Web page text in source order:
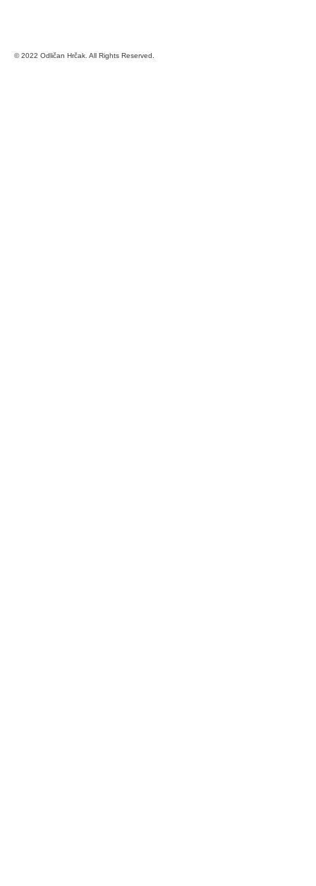
© 2022 Odličan Hrčak. All Rights Reserved.